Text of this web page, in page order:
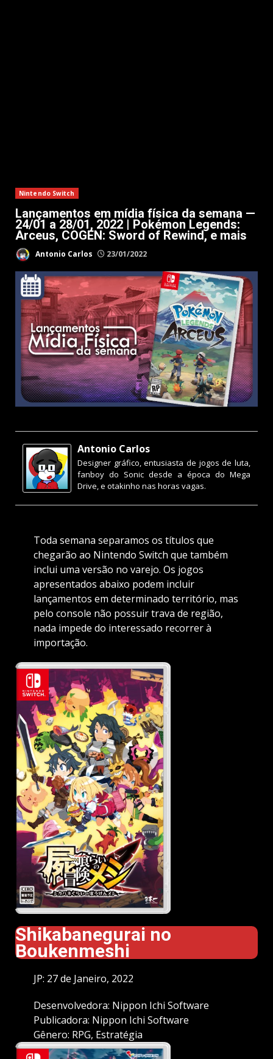
Nintendo Switch
Lançamentos em mídia física da semana —
24/01 a 28/01, 2022 | Pokémon Legends:
Arceus, COGEN: Sword of Rewind, e mais
Antonio Carlos 23/01/2022
Antonio Carlos
Designer gráfico, entusiasta de jogos de luta,
fanboy do Sonic desde a época do Mega
Drive, e otakinho nas horas vagas.
Toda semana separamos os títulos que
chegarão ao Nintendo Switch que também
inclui uma versão no varejo. Os jogos
apresentados abaixo podem incluir
lançamentos em determinado território, mas
pelo console não possuir trava de região,
nada impede do interessado recorrer à
importação.
Shikabanegurai no
Boukenmeshi
JP: 27 de Janeiro, 2022
Desenvolvedora: Nippon Ichi Software
Publicadora: Nippon Ichi Software
Gênero: RPG, Estratégia